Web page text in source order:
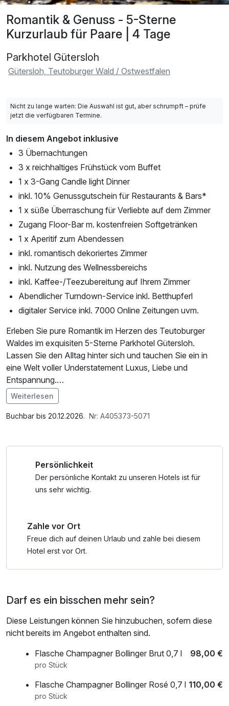
Romantik & Genuss - 5-Sterne
Kurzurlaub für Paare | 4 Tage
Parkhotel Gütersloh
Gütersloh, Teutoburger Wald / Ostwestfalen
Nicht zu lange warten: Die Auswahl ist gut, aber schrumpft – prüfe
jetzt die verfügbaren Termine.
In diesem Angebot inklusive
3 Übernachtungen
3 x reichhaltiges Frühstück vom Buffet
1 x 3-Gang Candle light Dinner
inkl. 10% Genussgutschein für Restaurants & Bars*
1 x süße Überraschung für Verliebte auf dem Zimmer
Zugang Floor-Bar m. kostenfreien Softgetränken
1 x Aperitif zum Abendessen
inkl. romantisch dekoriertes Zimmer
inkl. Nutzung des Wellnessbereichs
inkl. Kaffee-/Teezubereitung auf Ihrem Zimmer
Abendlicher Turndown-Service inkl. Betthupferl
digitaler Service inkl. 7000 Online Zeitungen uvm.
Erleben Sie pure Romantik im Herzen des Teutoburger
Waldes im exquisiten 5-Sterne Parkhotel Gütersloh.
Lassen Sie den Alltag hinter sich und tauchen Sie ein in
eine Welt voller Understatement Luxus, Liebe und
Entspannung.
Die eleganten und stilvoll eingerichteten Zimmer sind nicht
nur ein Ort zum Schlafen, sondern bieten Ihnen auch eine
dem Komfort verwöhnen.
Im erstklassigen Restaurant wird Ihnen ein 3-Gänge
Candle light Dinner serviert, das alle Sinne verführt.
auch die Umgebung zahlreiche Möglichkeiten für
gemeinsame Unternehmungen. Spazieren Sie Hand in
Hand durch die malerische Natur des Teutoburger Waldes
Park BAR ausklingen. Barmeister André Deggau und Team
Verbringen Sie unvergessliche Stunden zu zweit im
Parkhotel Gütersloh und lassen Sie sich von
Gastfreundschaft und Service verwöhnen,
* einmalig anwendbar im Aufenthaltszeitraum für
hoteleigene Bars & Restaurants
Im Angebot enthalten
1 Flasche Mineralwasser, Saunabenutzung,
Weiterlesen
Buchbar bis 20.12.2026. Nr: A405373-5071
Persönlichkeit
Der persönliche Kontakt zu unseren Hotels ist für
uns sehr wichtig.
Zahle vor Ort
Freue dich auf deinen Urlaub und zahle bei diesem
Hotel erst vor Ort.
Darf es ein bisschen mehr sein?
Diese Leistungen können Sie hinzubuchen, sofern diese
nicht bereits im Angebot enthalten sind.
Flasche Champagner Bollinger Brut 0,7 l
98,00 €
pro Stück
Flasche Champagner Bollinger Rosé 0,7 l 110,00 €
pro Stück